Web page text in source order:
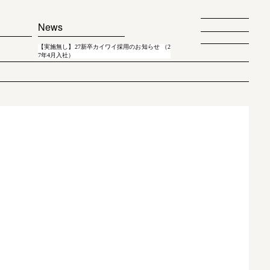
News
【実施無し】27新卒カイワイ採用のお知らせ （2
7年4月入社）